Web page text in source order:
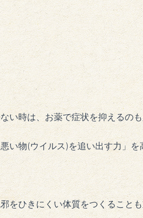
い時は、お薬で症状を抑えるのも
い物(ウイルス)を追い出す力」を
をひきにくい体質をつくること